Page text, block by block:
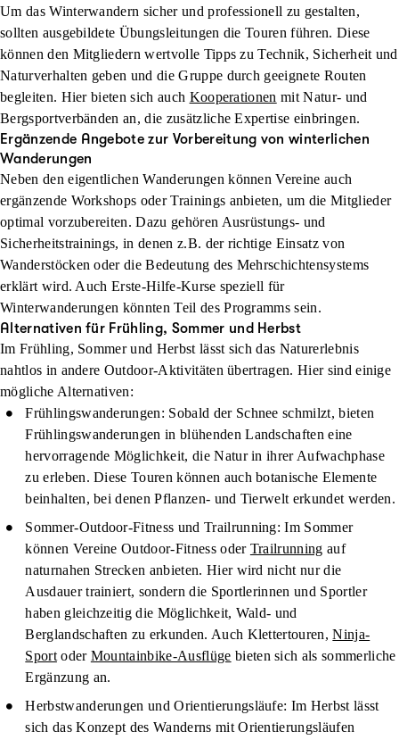
Um das Winterwandern sicher und professionell zu gestalten,
sollten ausgebildete Übungsleitungen die Touren führen. Diese
können den Mitgliedern wertvolle Tipps zu Technik, Sicherheit und
Naturverhalten geben und die Gruppe durch geeignete Routen
begleiten. Hier bieten sich auch Kooperationen mit Natur- und
Bergsportverbänden an, die zusätzliche Expertise einbringen.
Ergänzende Angebote zur Vorbereitung von winterlichen
Wanderungen
Neben den eigentlichen Wanderungen können Vereine auch
ergänzende Workshops oder Trainings anbieten, um die Mitglieder
optimal vorzubereiten. Dazu gehören Ausrüstungs- und
Sicherheitstrainings, in denen z.B. der richtige Einsatz von
Wanderstöcken oder die Bedeutung des Mehrschichtensystems
erklärt wird. Auch Erste-Hilfe-Kurse speziell für
Winterwanderungen könnten Teil des Programms sein.
Alternativen für Frühling, Sommer und Herbst
Im Frühling, Sommer und Herbst lässt sich das Naturerlebnis
nahtlos in andere Outdoor-Aktivitäten übertragen. Hier sind einige
mögliche Alternativen:
Frühlingswanderungen: Sobald der Schnee schmilzt, bieten
Frühlingswanderungen in blühenden Landschaften eine
hervorragende Möglichkeit, die Natur in ihrer Aufwachphase
zu erleben. Diese Touren können auch botanische Elemente
beinhalten, bei denen Pflanzen- und Tierwelt erkundet werden.
Sommer-Outdoor-Fitness und Trailrunning: Im Sommer
können Vereine Outdoor-Fitness oder Trailrunning auf
naturnahen Strecken anbieten. Hier wird nicht nur die
Ausdauer trainiert, sondern die Sportlerinnen und Sportler
haben gleichzeitig die Möglichkeit, Wald- und
Berglandschaften zu erkunden. Auch Klettertouren,Ninja-
Sportoder Mountainbike-Ausflüge bieten sich als sommerliche
Ergänzung an.
Herbstwanderungen und Orientierungsläufe: Im Herbst lässt
sich das Konzept des Wanderns mit Orientierungsläufen